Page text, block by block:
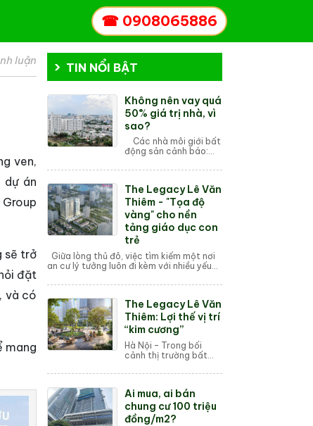
☎ 0908065886
luận
ven,
án
sẽ trở
đặt
và có
mang
TIN NỔI BẬT
Không nên vay quá
50% giá trị nhà, vì
sao?
Các nhà môi giới bất
động sản cảnh báo:
tối đa 50% giá trị tài
hoàn toàn vào vốn
vay, đồng th...
The Legacy Lê Văn
Thiêm - "Tọa độ
vàng" cho nền
tảng giáo dục con
trẻ
Giữa lòng thủ đô, việc tìm kiếm một nơi
an cư lý tưởng luôn đi kèm với nhiều yếu
là mối quan t...
The Legacy Lê Văn
Thiêm: Lợi thế vị trí
“kim cương”
Hà Nội – Trong bối
cảnh thị trường bất
càng trở nên cạnh
là yếu tố then chốt
quyết định giá tr...
Ai mua, ai bán
chung cư 100 triệu
đồng/m2?